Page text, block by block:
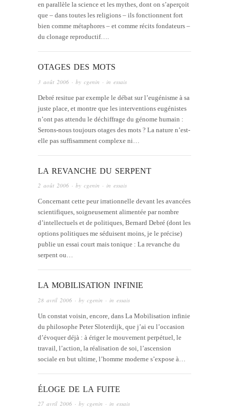
en parallèle la science et les mythes, dont on s’aperçoit
que – dans toutes les religions – ils fonctionnent fort
bien comme métaphores – et comme récits fondateurs –
du clonage reproductif….
OTAGES DES MOTS
3 août 2006 · by cgenin · in essais
Debré resitue par exemple le débat sur l’eugénisme à sa
juste place, et montre que les interventions eugénistes
n’ont pas attendu le déchiffrage du génome humain :
Serons-nous toujours otages des mots ? La nature n’est-
elle pas suffisamment complexe ni…
LA REVANCHE DU SERPENT
2 août 2006 · by cgenin · in essais
Concernant cette peur irrationnelle devant les avancées
scientifiques, soigneusement alimentée par nombre
d’intellectuels et de politiques, Bernard Debré (dont les
options politiques me séduisent moins, je le précise)
publie un essai court mais tonique : La revanche du
serpent ou…
LA MOBILISATION INFINIE
28 avril 2006 · by cgenin · in essais
Un constat voisin, encore, dans La Mobilisation infinie
du philosophe Peter Sloterdijk, que j’ai eu l’occasion
d’évoquer déjà : à ériger le mouvement perpétuel, le
travail, l’action, la réalisation de soi, l’ascension
sociale en but ultime, l’homme moderne s’expose à…
ÉLOGE DE LA FUITE
27 avril 2006 · by cgenin · in essais